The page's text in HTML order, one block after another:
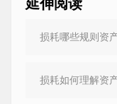
延伸阅读
损耗哪些规则资
损耗如何理解资